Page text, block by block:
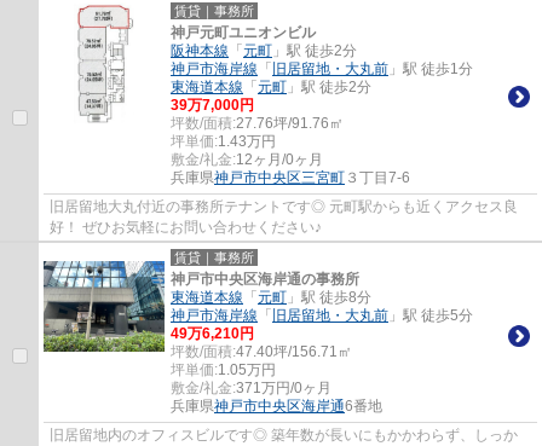
賃貸｜事務所
神戸元町ユニオンビル
阪神本線 「 元町 」駅 徒歩2分
神戸市海岸線 「 旧居留地・大丸前 」駅 徒歩1分
東海道本線 「 元町 」駅 徒歩2分
39万7,000円
坪数/面積:27.76坪/91.76㎡
坪単価:1.43万円
敷金/礼金:12ヶ月/0ヶ月
兵庫県神戸市中央区三宮町 ３丁目7-6
旧居留地大丸付近の事務所テナントです◎ 元町駅からも近くアクセス良
好！ ぜひお気軽にお問い合わせください♪
賃貸｜事務所
神戸市中央区海岸通の事務所
東海道本線 「 元町 」駅 徒歩8分
神戸市海岸線 「 旧居留地・大丸前 」駅 徒歩5分
49万6,210円
坪数/面積:47.40坪/156.71㎡
坪単価:1.05万円
敷金/礼金:371万円/0ヶ月
兵庫県神戸市中央区海岸通6番地
旧居留地内のオフィスビルです◎ 築年数が長いにもかかわらず、しっか